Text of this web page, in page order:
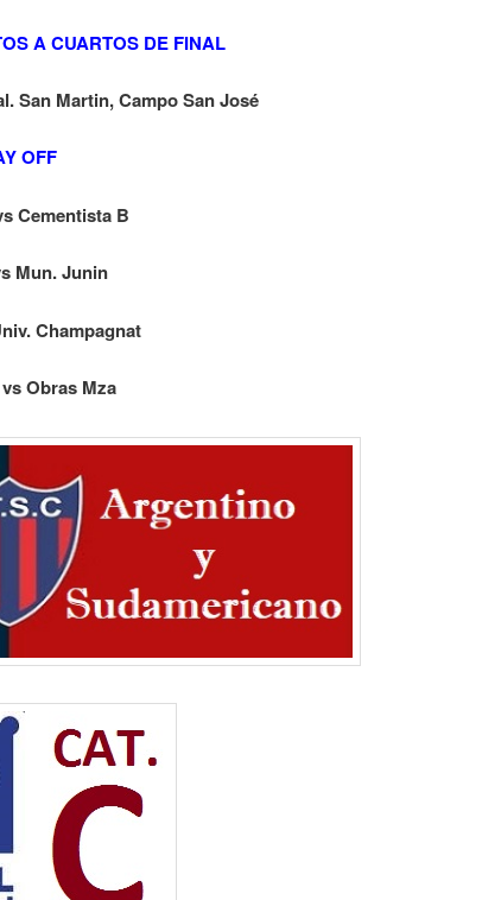
A CUARTOS DE FINAL
San Martin, Campo San José
OFF
Cementista B
Mun. Junin
Champagnat
Obras Mza